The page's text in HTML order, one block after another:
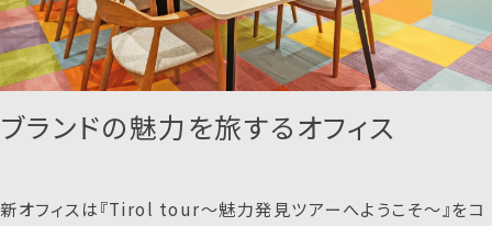
ブランドの魅力を旅するオフィス
新オフィスは『Tirol tour～魅力発見ツアーへようこそ～』をコ